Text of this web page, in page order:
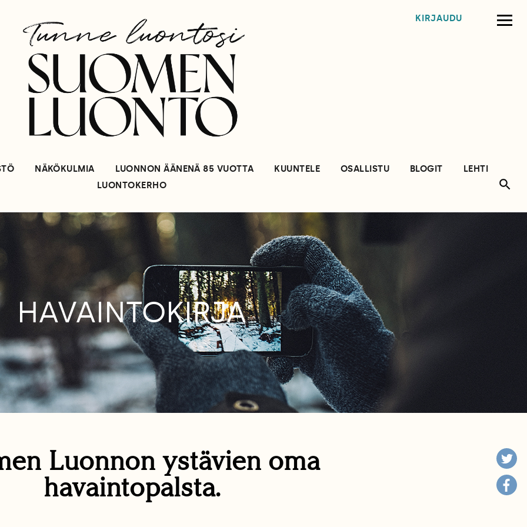
KIRJAUDU
NÄKÖKULMIA LUONNON ÄÄNENÄ 85 VUOTTA KUUNTELE OSALLISTU BLOGIT
LEHTI
LUONTOKERHO
HAVAINTOKIRJA
Luonnon ystävien oma
havaintopalsta.